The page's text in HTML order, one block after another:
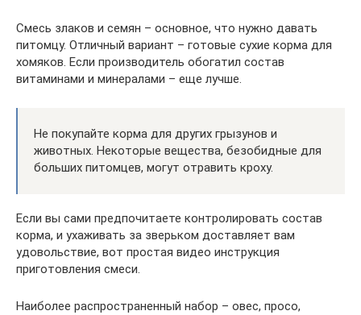
Смесь злаков и семян – основное, что нужно давать
питомцу. Отличный вариант – готовые сухие корма для
хомяков. Если производитель обогатил состав
витаминами и минералами – еще лучше.
Не покупайте корма для других грызунов и
животных. Некоторые вещества, безобидные для
больших питомцев, могут отравить кроху.
Если вы сами предпочитаете контролировать состав
корма, и ухаживать за зверьком доставляет вам
удовольствие, вот простая видео инструкция
приготовления смеси.
Наиболее распространенный набор – овес, просо,